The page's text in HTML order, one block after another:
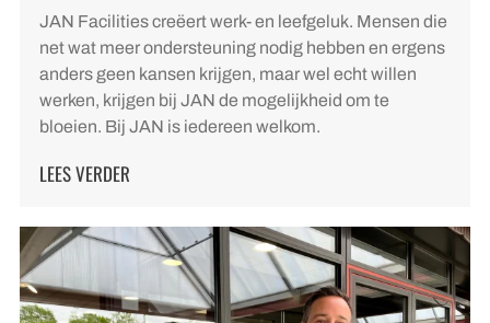
JAN Facilities creëert werk- en leefgeluk. Mensen die
net wat meer ondersteuning nodig hebben en ergens
anders geen kansen krijgen, maar wel echt willen
werken, krijgen bij JAN de mogelijkheid om te
bloeien. Bij JAN is iedereen welkom.
LEES VERDER